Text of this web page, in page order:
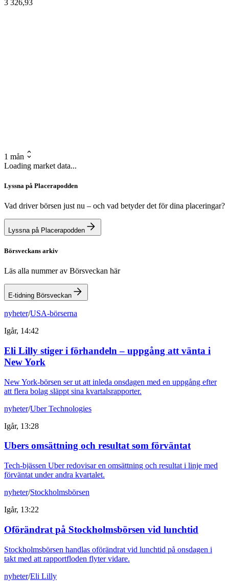
3 326,93
1 mån
Loading market data...
Lyssna på Placerapodden
Vad driver börsen just nu – och vad betyder det för dina placeringar?
Lyssna på Placerapodden
Börsveckans arkiv
Läs alla nummer av Börsveckan här
E-tidning Börsveckan
nyheter/USA-börserna
Igår, 14:42
Eli Lilly stiger i förhandeln – uppgång att vänta i
New York
New York-börsen ser ut att inleda onsdagen med en uppgång efter
att flera bolag släppt sina kvartalsrapporter.
nyheter/Uber Technologies
Igår, 13:28
Ubers omsättning och resultat som förväntat
Tech-bjässen Uber redovisar en omsättning och resultat i linje med
förväntat under andra kvartalet.
nyheter/Stockholmsbörsen
Igår, 13:22
Oförändrat på Stockholmsbörsen vid lunchtid
Stockholmsbörsen handlas oförändrat vid lunchtid på onsdagen i
takt med att rapportfloden flyter vidare.
nyheter/Eli Lilly